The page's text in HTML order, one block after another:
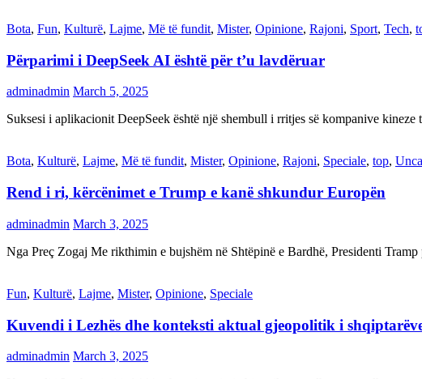
Bota, Fun, Kulturë, Lajme, Më të fundit, Mister, Opinione, Rajoni, Sport, Tech,
Përparimi i DeepSeek AI është për t’u lavdëruar
adminadmin March 5, 2025
Suksesi i aplikacionit DeepSeek është një shembull i rritjes së kompanive
Bota, Kulturë, Lajme, Më të fundit, Mister, Opinione, Rajoni, Speciale, top,
Rend i ri, kërcënimet e Trump e kanë shkundur Europën
adminadmin March 3, 2025
Nga Preç Zogaj Me rikthimin e bujshëm në Shtëpinë e Bardhë, Presidenti
Fun, Kulturë, Lajme, Mister, Opinione, Speciale
Kuvendi i Lezhës dhe konteksti aktual gjeopolitik i
adminadmin March 3, 2025